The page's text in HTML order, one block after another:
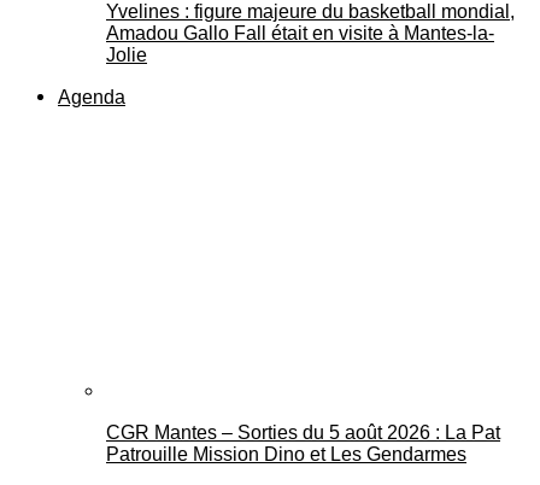
Yvelines : figure majeure du basketball mondial,
Amadou Gallo Fall était en visite à Mantes-la-
Jolie
Agenda
CGR Mantes – Sorties du 5 août 2026 : La Pat
Patrouille Mission Dino et Les Gendarmes